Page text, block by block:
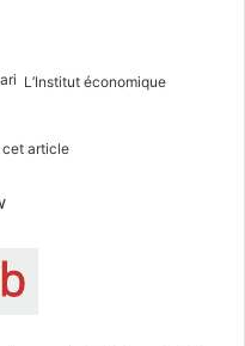
L’Institut économique
cet article